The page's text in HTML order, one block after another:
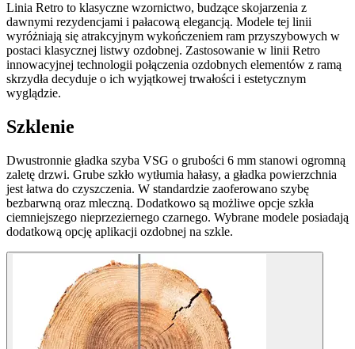
Linia Retro to klasyczne wzornictwo, budzące skojarzenia z
dawnymi rezydencjami i pałacową elegancją. Modele tej linii
wyróżniają się atrakcyjnym wykończeniem ram przyszybowych w
postaci klasycznej listwy ozdobnej. Zastosowanie w linii Retro
innowacyjnej technologii połączenia ozdobnych elementów z ramą
skrzydła decyduje o ich wyjątkowej trwałości i estetycznym
wyglądzie.
Szklenie
Dwustronnie gładka szyba VSG o grubości 6 mm stanowi ogromną
zaletę drzwi. Grube szkło wytłumia hałasy, a gładka powierzchnia
jest łatwa do czyszczenia. W standardzie zaoferowano szybę
bezbarwną oraz mleczną. Dodatkowo są możliwe opcje szkła
ciemniejszego nieprzeziernego czarnego. Wybrane modele posiadają
dodatkową opcję aplikacji ozdobnej na szkle.